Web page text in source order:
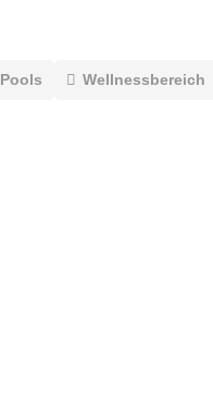
Pools Wellnessbereich